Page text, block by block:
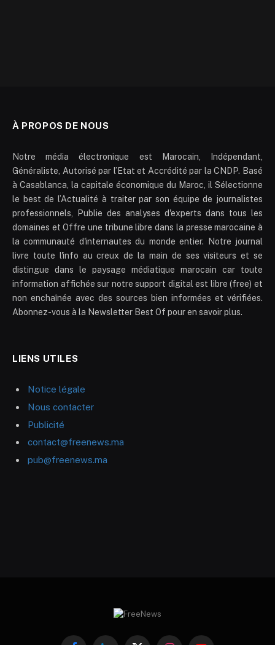
À PROPOS DE NOUS
Notre média électronique est Marocain, Indépendant,
Généraliste, Autorisé par l’Etat et Accrédité par la CNDP. Basé
à Casablanca, la capitale économique du Maroc, il Sélectionne
le best de l’Actualité à traiter par son équipe de journalistes
professionnels, Publie des analyses d'experts dans tous les
domaines et Offre une tribune libre dans la presse marocaine à
la communauté d'internautes du monde entier. Notre journal
livre toute l'info au creux de la main de ses visiteurs et se
distingue dans le paysage médiatique marocain car toute
information affichée sur notre support digital est libre (free) et
non enchaînée avec des sources bien informées et vérifiées.
Abonnez-vous à la Newsletter Best Of pour en savoir plus.
LIENS UTILES
Notice légale
Nous contacter
Publicité
contact@freenews.ma
pub@freenews.ma